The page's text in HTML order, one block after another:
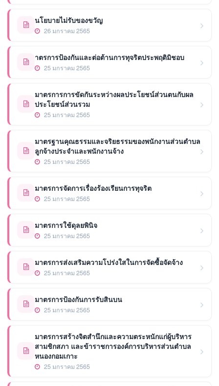
นโยบายไม่รับของขวัญ
26 มกราคม 2565
าตรการป้องกันและต่อต้านการทุจริตประพฤติมิชอบ
25 มกราคม 2565
มาตรการการขัดกันระหว่างผลประโยชน์ส่วนตนกับผล
ประโยชน์ส่วนรวม
25 มกราคม 2565
มาตรฐานคุณธรรมและจริยธรรมของพนักงานส่วนตำบล
ลูกจ้างประจำและพนักงานจ้าง
25 มกราคม 2565
มาตรการจัดการเรื่องร้องเรียนการทุจริต
25 มกราคม 2565
มาตรการใช้ดุลยพินิจ
25 มกราคม 2565
มาตรการส่งเสริมความโปร่งใสในการจัดซื้อจัดจ้าง
25 มกราคม 2565
มาตรการป้องกันการรับสินบน
25 มกราคม 2565
มาตรการสร้างจิตสำนึกและความตระหนักแก่ผู้บริหาร
สามชิกสภา และข้าราชการองค์การบริหารส่วนตำบล
หนองกอมเกาะ
25 มกราคม 2565